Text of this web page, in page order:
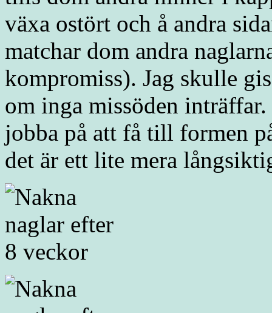
växa ostört och å andra
matchar dom andra
kompromiss). Jag skulle
om inga missöden
jobba på att få till formen
det är ett lite mera